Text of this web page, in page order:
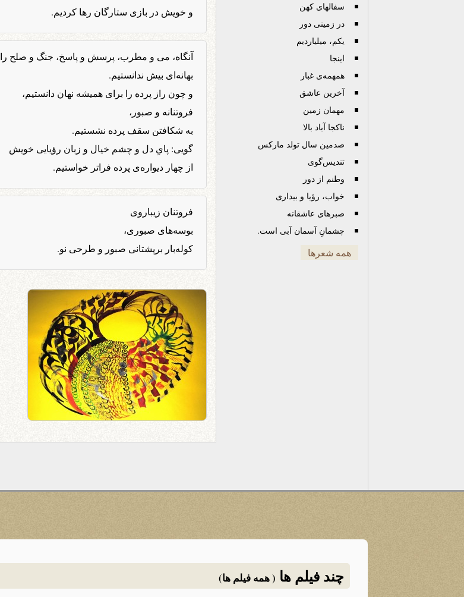
و خویش در بازی ستارگان رها کردیم.
آنگاه، می و مطرب، پرسش و پاسخ، جنگ و صلح را
بهانه‌ای بیش ندانستیم.
و چون راز پرده را برای همیشه نهان دانستیم،
فروتنانه و صبور،
به شکافتن سقف پرده نشستیم.
گویی: پایِ دل و چشم خیال و زبان رؤیایی خویش
از چهار دیواره‌ی پرده فراتر خواستیم.
فروتنان زیباروی
بوسه‌های صبوری،
کوله‌بار برپشتانی صبور و طرحی نو.
سفالهای کهن
در زمینی دور
یکم، میلیاردیم
اینجا
همهمه‌ی غبار
آخرین عاشق
مهمان زمین
ناکجا آباد بالا
صدمین سال تولد مارکس
تندیس‌گوی
وطنم از دور
خواب، رؤیا و بیداری
صبرهای عاشقانه
چشمانِ آسمان آبی است.
همه شعرها
چند فیلم ها ( همه فیلم ها)